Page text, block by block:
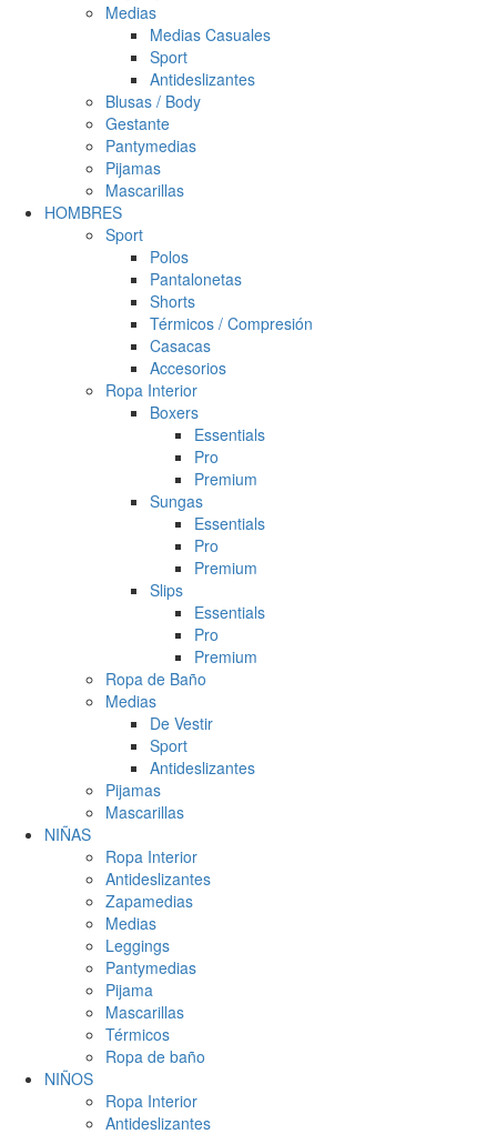
Medias
Medias Casuales
Sport
Antideslizantes
Blusas / Body
Gestante
Pantymedias
Pijamas
Mascarillas
HOMBRES
Sport
Polos
Pantalonetas
Shorts
Térmicos / Compresión
Casacas
Accesorios
Ropa Interior
Boxers
Essentials
Pro
Premium
Sungas
Essentials
Pro
Premium
Slips
Essentials
Pro
Premium
Ropa de Baño
Medias
De Vestir
Sport
Antideslizantes
Pijamas
Mascarillas
NIÑAS
Ropa Interior
Antideslizantes
Zapamedias
Medias
Leggings
Pantymedias
Pijama
Mascarillas
Térmicos
Ropa de baño
NIÑOS
Ropa Interior
Antideslizantes